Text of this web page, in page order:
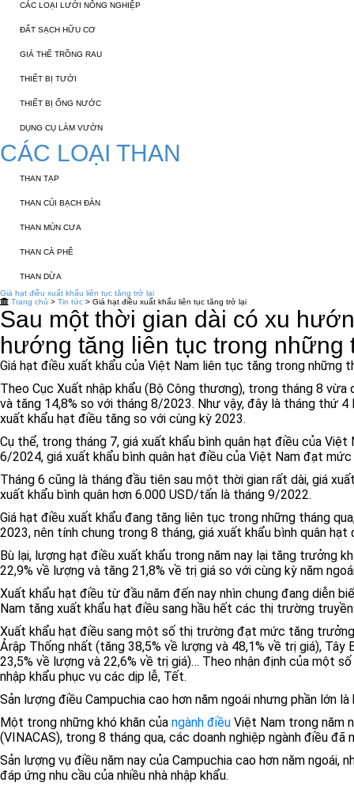
CÁC LOẠI LƯỚI NÔNG NGHIỆP
ĐẤT SẠCH HỮU CƠ
GIÁ THỂ TRỒNG RAU
THIẾT BỊ TƯỚI
THIẾT BỊ ỐNG NƯỚC
DỤNG CỤ LÀM VƯỜN
CÁC LOẠI THAN
THAN TẠP
THAN CỦI BẠCH ĐÀN
THAN MÙN CƯA
THAN CÀ PHÊ
THAN DỪA
Giá hạt điều xuất khẩu liên tục tăng trở lại
Trang chủ > Tin tức > Giá hạt điều xuất khẩu liên tục tăng trở lại
Sau một thời gian dài có xu
hướng tăng liên tục trong những
Giá hạt điều xuất khẩu của Việt Nam liên tục tăng trong những
Theo Cục Xuất nhập khẩu (Bộ Công thương), trong tháng 8 vừa
và tăng 14,8% so với tháng 8/2023. Như vậy, đây là tháng thứ
xuất khẩu hạt điều tăng so với cùng kỳ 2023.
Cụ thể, trong tháng 7, giá xuất khẩu bình quân hạt điều của
6/2024, giá xuất khẩu bình quân hạt điều của Việt Nam đạt
Tháng 6 cũng là tháng đầu tiên sau một thời gian rất dài, giá
xuất khẩu bình quân hơn 6.000 USD/tấn là tháng 9/2022.
Giá hạt điều xuất khẩu đang tăng liên tục trong những tháng
2023, nên tính chung trong 8 tháng, giá xuất khẩu bình quân hạt
Bù lại, lượng hạt điều xuất khẩu trong năm nay lại tăng trưởng
22,9% về lượng và tăng 21,8% về trị giá so với cùng kỳ năm
Xuất khẩu hạt điều từ đầu năm đến nay nhìn chung đang diễn
Nam tăng xuất khẩu hạt điều sang hầu hết các thị trường
Xuất khẩu hạt điều sang một số thị trường đạt mức tăng
Ảrập Thống nhất (tăng 38,5% về lượng và 48,1% về trị giá),
23,5% về lượng và 22,6% về trị giá)… Theo nhận định của một
nhập khẩu phục vụ các dịp lễ, Tết.
Sản lượng điều Campuchia cao hơn năm ngoái nhưng phần lớn
Một trong những khó khăn của ngành điều Việt Nam trong năm
(VINACAS), trong 8 tháng qua, các doanh nghiệp ngành điều
Sản lượng vụ điều năm nay của Campuchia cao hơn năm
đáp ứng nhu cầu của nhiều nhà nhập khẩu.